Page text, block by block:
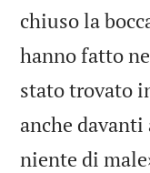
chiuso la
hanno fatto
stato trovato
anche
niente di